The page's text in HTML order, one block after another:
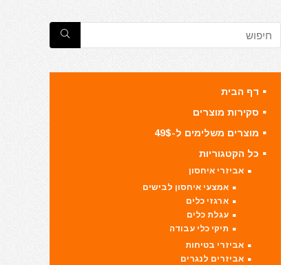
דף הבית
סקירות מוצרים
מוצרים משלימים ל-49$
כל הקטגוריות
אביזרי איחסון
אמצעי איחסון לבישים
ארגזי כלים
עגלת כלים
תיקי כלי עבודה
אביזרי בטיחות
אביזרים לנגרים